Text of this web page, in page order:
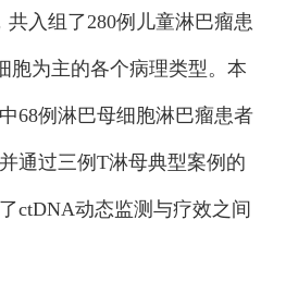
共入组了280例儿童淋巴瘤患
胞为主的各个病理类型。本
68例淋巴母细胞淋巴瘤患者
通过三例T淋母典型案例的
ctDNA动态监测与疗效之间